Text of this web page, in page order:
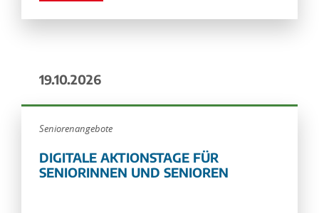
19.10.2026
Seniorenangebote
DIGITALE AKTIONSTAGE FÜR
SENIORINNEN UND SENIOREN